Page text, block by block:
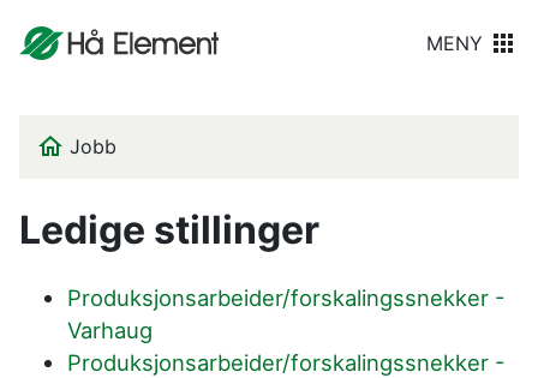
MENY
Jobb
Ledige stillinger
Produksjonsarbeider/forskalingssnekker -
Varhaug
Produksjonsarbeider/forskalingssnekker -